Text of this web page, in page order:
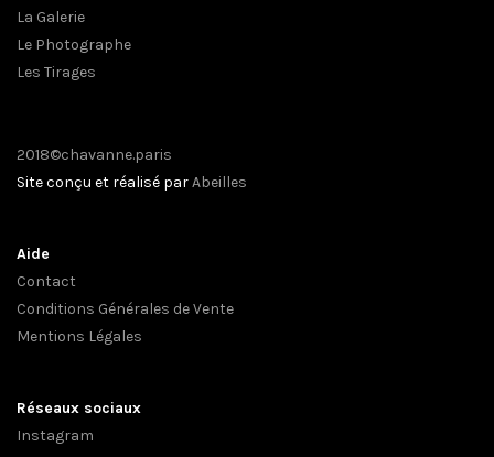
La Galerie
Le Photographe
Les Tirages
2018©chavanne.paris
Site conçu et réalisé parAbeilles
Aide
Contact
Conditions Générales de Vente
Mentions Légales
Réseaux sociaux
Instagram